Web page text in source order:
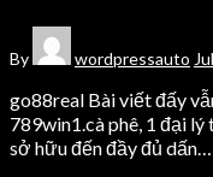
By wordpressauto
go88real Bài viết đấy
789win1.cà phê, 1 đại
sở hữu đến đầy đủ dấn…